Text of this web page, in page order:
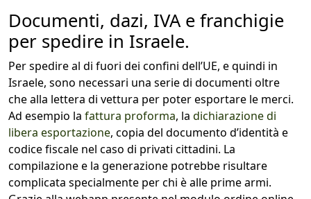
Documenti, dazi, IVA e franchigie
per spedire in Israele.
Per spedire al di fuori dei confini dell’UE, e quindi in
Israele, sono necessari una serie di documenti oltre
che alla lettera di vettura per poter esportare le merci.
Ad esempio la fattura proforma, la dichiarazione di
libera esportazione, copia del documento d’identità e
codice fiscale nel caso di privati cittadini. La
compilazione e la generazione potrebbe risultare
complicata specialmente per chi è alle prime armi.